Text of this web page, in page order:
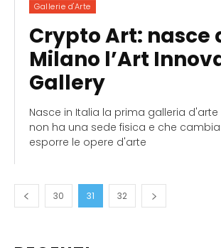
Gallerie d'Arte
Crypto Art: nasce
Milano l’Art
Gallery
Nasce in Italia la prima galleria
non ha una sede fisica e che
esporre le opere d'arte
30 31 32